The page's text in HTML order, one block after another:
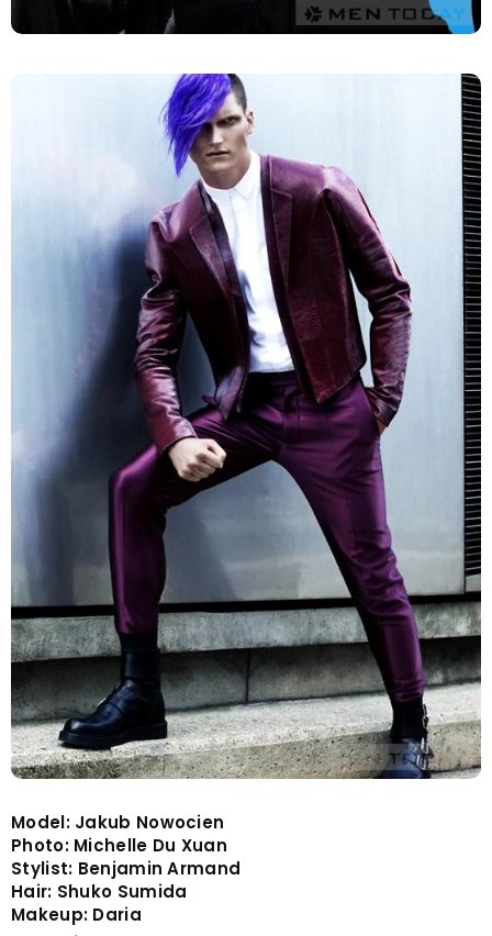
Model: Jakub Nowocien
Photo: Michelle Du Xuan
Stylist: Benjamin Armand
Hair: Shuko Sumida
Makeup: Daria